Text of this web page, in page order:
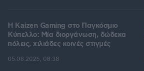
H Kaizen Gaming στο Παγκόσμιο
Kύπελλο: Μία διοργάνωση, δώδεκα
πόλεις, χιλιάδες κοινές στιγμές
05.08.2026, 08:38